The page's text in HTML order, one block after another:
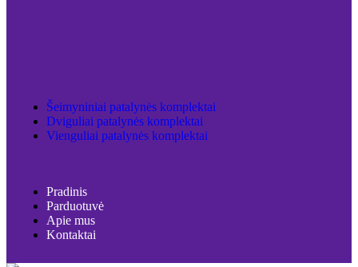
Šeimyniniai patalynės komplektai
Dviguliai patalynės komplektai
Vienguliai patalynės komplektai
Pradinis
Parduotuvė
Apie mus
Kontaktai